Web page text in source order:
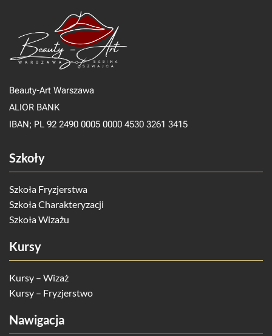
Beauty-Art Warszawa
ALIOR BANK
IBAN; PL 92 2490 0005 0000 4530 3261 3415
Szkoły
Szkoła Fryzjerstwa
Szkoła Charakteryzacji
Szkoła Wizażu
Kursy
Kursy – Wizaż
Kursy – Fryzjerstwo
Nawigacja